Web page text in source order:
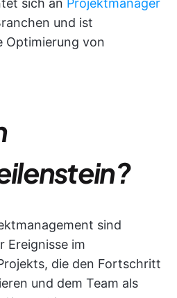
sich an Projektmanager
und ist
Optimierung von
sind
Ereignisse im
die den Fortschritt
und dem Team als